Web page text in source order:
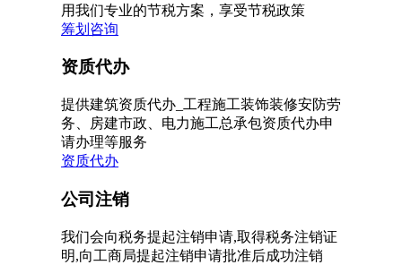
用我们专业的节税方案，享受节税政策
筹划咨询
资质代办
提供建筑资质代办_工程施工装饰装修安防劳
务、房建市政、电力施工总承包资质代办申
请办理等服务
资质代办
公司注销
我们会向税务提起注销申请,取得税务注销证
明,向工商局提起注销申请批准后成功注销